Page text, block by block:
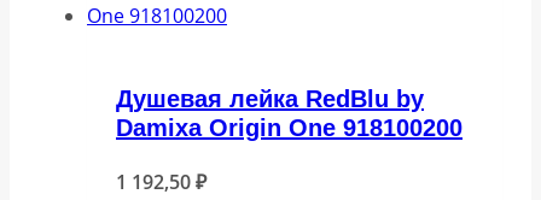
Душевая лейка RedBlu by
Damixa Origin One 918100200
1 192,50₽